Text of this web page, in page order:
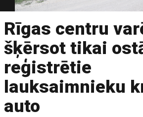
Rīgas centru
šķērsot tikai
reģistrētie
lauksaimnieku
auto